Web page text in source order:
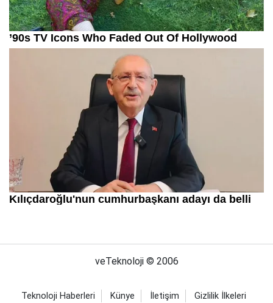
veTeknoloji © 2006
Teknoloji Haberleri Künye İletişim Gizlilik İlkeleri